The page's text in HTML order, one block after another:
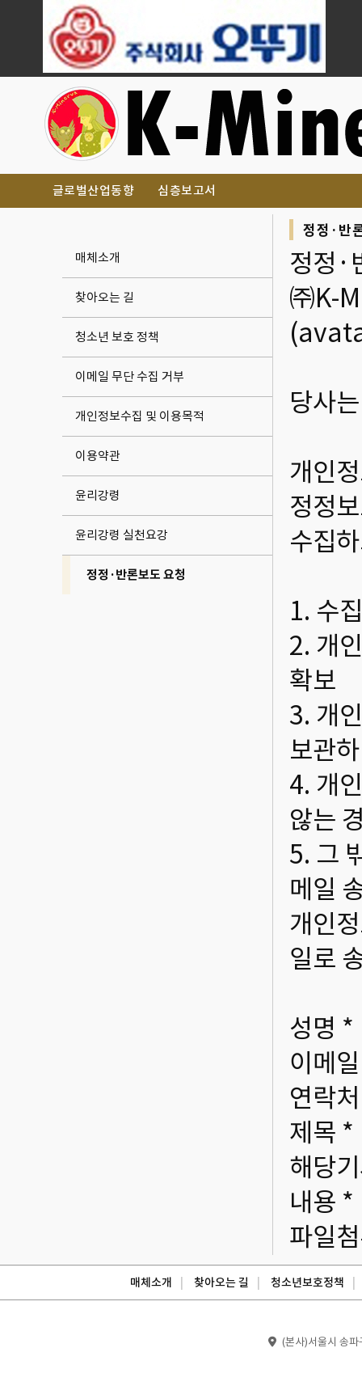
글로벌산업동향 심층보고서
매체소개
찾아오는 길
청소년 보호 정책
이메일 무단 수집 거부
개인정보수집 및 이용목적
이용약관
윤리강령
윤리강령 실천요강
정정·반론보도 요청
정정·반
정정·
㈜K-
당사
개인
정정
수집
1. 수
2. 개
확보
3. 개
보관
4. 개
않는
5. 그
메일
개인
일로
성명 *
이메
연락
제목 *
해당
내용 *
파일
매체소개 찾아오는 길 청소년보호정책
(본사)서울시 송